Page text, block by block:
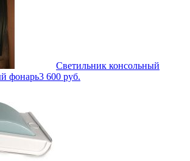
Светильник консольный
фонарь3 600 руб.